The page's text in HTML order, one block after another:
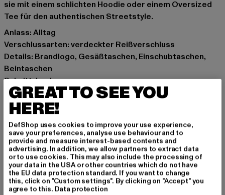
sie mit einem schlichten Hoodie oder einem Oversized
Tee für den authentischen Streetstyle.
Anlass: Alltag
Verschlussarten: verdeckter Reißverschluss
Details: Brandlogo, Gesäßtaschen, Einschubtaschen,
Beintaschen
Schnitt: Locker
Marke: Rocawear
Kat.: Cargo Trousers
Farbe: blau
Hersteller Farbe: dark blue
Materialzusammensetzung: 100% Baumwolle
Art.Nr: RWJS01-00197
Hersteller: TB International GmbH |info@tbint.de
Dr.-Robert-Murjahn-Straße 7 | 64372 Ober-Ramstadt |
GREAT TO SEE YOU
HERE!
DefShop uses cookies to improve your use experience,
save your preferences, analyse use behaviour and to
provide and measure interest-based contents and
advertising. In addition, we allow partners to extract data
or to use cookies. This may also include the processing of
your data in the USA or other countries which do not have
the EU data protection standard. If you want to change
this, click on "Custom settings". By clicking on "Accept" you
agree to this. Data protection